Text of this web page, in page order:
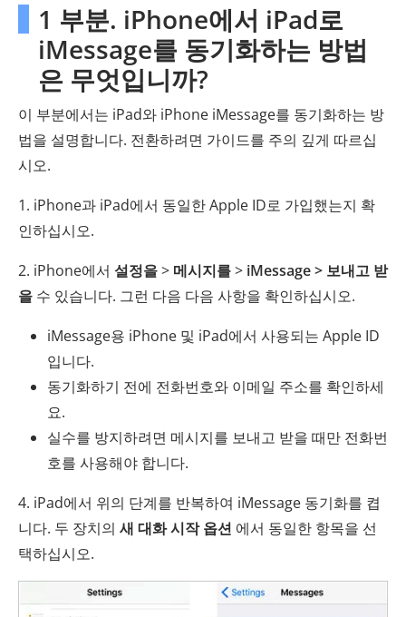
1 부분. iPhone에서 iPad로
iMessage를 동기화하는 방법
은 무엇입니까?
이 부분에서는 iPad와 iPhone iMessage를 동기화하는 방
법을 설명합니다. 전환하려면 가이드를 주의 깊게 따르십
시오.
1. iPhone과 iPad에서 동일한 Apple ID로 가입했는지 확
인하십시오.
2. iPhone에서 설정을> 메시지를> iMessage> 보내고 받
을 수 있습니다. 그런 다음 다음 사항을 확인하십시오.
iMessage용 iPhone 및 iPad에서 사용되는 Apple ID
입니다.
동기화하기 전에 전화번호와 이메일 주소를 확인하세
요.
실수를 방지하려면 메시지를 보내고 받을 때만 전화번
호를 사용해야 합니다.
4. iPad에서 위의 단계를 반복하여 iMessage 동기화를 켭
니다. 두 장치의 새 대화 시작 옵션 에서 동일한 항목을 선
택하십시오.